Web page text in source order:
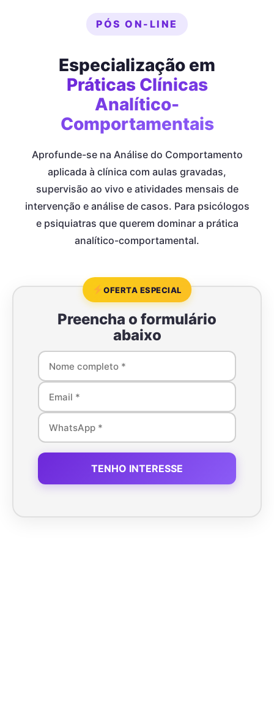
PÓS ON-LINE
Especialização em
Práticas Clínicas
Analítico-
Comportamentais
Aprofunde-se na Análise do Comportamento
aplicada à clínica com aulas gravadas,
supervisão ao vivo e atividades mensais de
intervenção e análise de casos. Para psicólogos
e psiquiatras que querem dominar a prática
analítico-comportamental.
OFERTA ESPECIAL
Preencha o formulário
abaixo
TENHO INTERESSE